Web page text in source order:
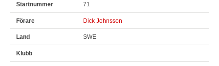
71
Dick Johnsson
SWE